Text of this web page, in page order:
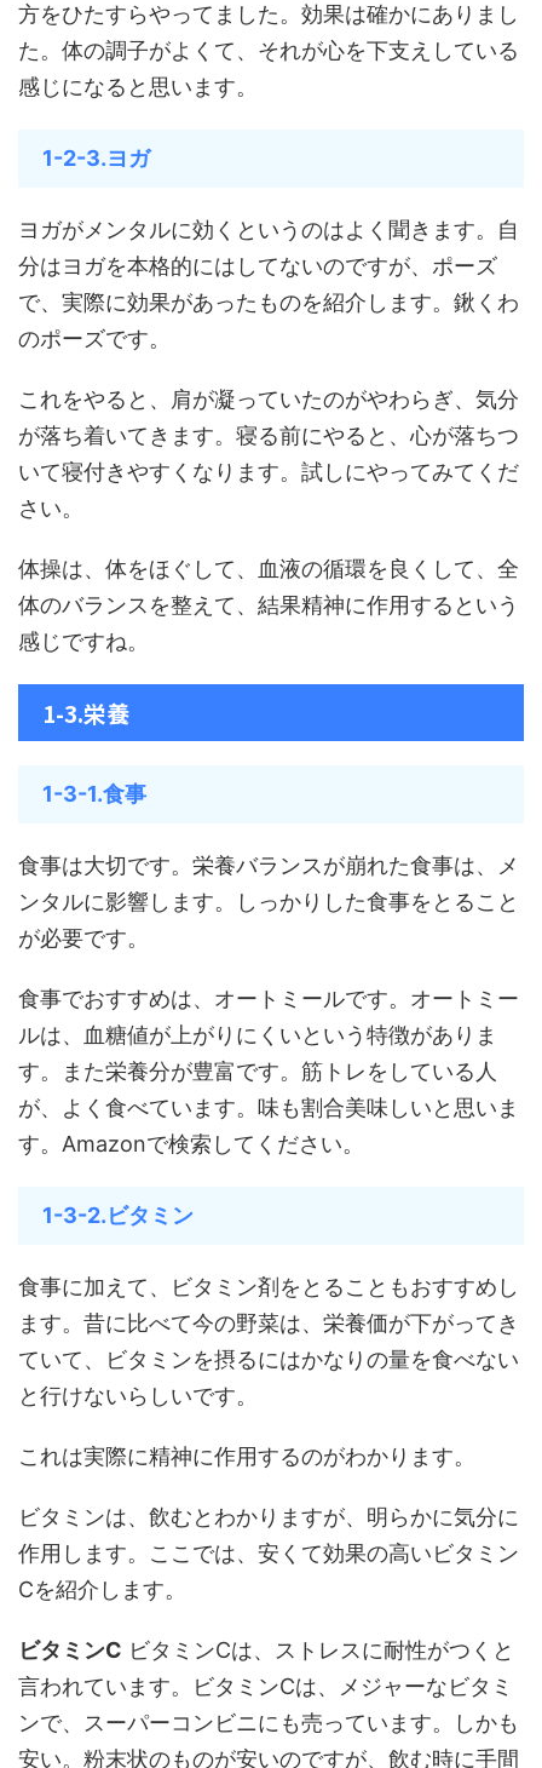
方をひたすらやってました。効果は確かにありまし
た。体の調子がよくて、それが心を下支えしている
感じになると思います。
1-2-3.ヨガ
ヨガがメンタルに効くというのはよく聞きます。自
分はヨガを本格的にはしてないのですが、ポーズ
で、実際に効果があったものを紹介します。鍬くわ
のポーズです。
これをやると、肩が凝っていたのがやわらぎ、気分
が落ち着いてきます。寝る前にやると、心が落ちつ
いて寝付きやすくなります。試しにやってみてくだ
さい。
体操は、体をほぐして、血液の循環を良くして、全
体のバランスを整えて、結果精神に作用するという
感じですね。
1-3.栄養
1-3-1.食事
食事は大切です。栄養バランスが崩れた食事は、メ
ンタルに影響します。しっかりした食事をとること
が必要です。
食事でおすすめは、オートミールです。オートミー
ルは、血糖値が上がりにくいという特徴がありま
す。また栄養分が豊富です。筋トレをしている人
が、よく食べています。味も割合美味しいと思いま
す。Amazonで検索してください。
1-3-2.ビタミン
食事に加えて、ビタミン剤をとることもおすすめし
ます。昔に比べて今の野菜は、栄養価が下がってき
ていて、ビタミンを摂るにはかなりの量を食べない
と行けないらしいです。
これは実際に精神に作用するのがわかります。
ビタミンは、飲むとわかりますが、明らかに気分に
作用します。ここでは、安くて効果の高いビタミン
Cを紹介します。
ビタミンC ビタミンCは、ストレスに耐性がつくと
言われています。ビタミンCは、メジャーなビタミ
ンで、スーパーコンビニにも売っています。しかも
安い。粉末状のものが安いのですが、飲む時に手間